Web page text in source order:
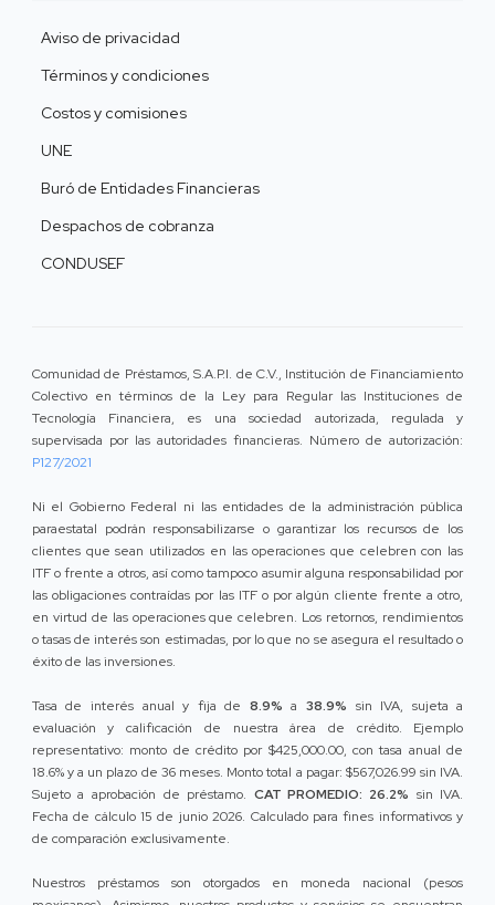
Aviso de privacidad
Términos y condiciones
Costos y comisiones
UNE
Buró de Entidades Financieras
Despachos de cobranza
CONDUSEF
Comunidad de Préstamos, S.A.P.I. de C.V., Institución de Financiamiento
Colectivo en términos de la Ley para Regular las Instituciones de
Tecnología Financiera, es una sociedad autorizada, regulada y
supervisada por las autoridades financieras. Número de autorización:
P127/2021
Ni el Gobierno Federal ni las entidades de la administración pública
paraestatal podrán responsabilizarse o garantizar los recursos de los
clientes que sean utilizados en las operaciones que celebren con las
ITF o frente a otros, así como tampoco asumir alguna responsabilidad por
las obligaciones contraídas por las ITF o por algún cliente frente a otro,
en virtud de las operaciones que celebren. Los retornos, rendimientos
o tasas de interés son estimadas, por lo que no se asegura el resultado o
éxito de las inversiones.
Tasa de interés anual y fija de 8.9% a 38.9% sin IVA, sujeta a
evaluación y calificación de nuestra área de crédito. Ejemplo
representativo: monto de crédito por $425,000.00, con tasa anual de
18.6% y a un plazo de 36 meses. Monto total a pagar: $567,026.99 sin IVA.
Sujeto a aprobación de préstamo. CAT PROMEDIO: 26.2% sin IVA.
Fecha de cálculo 15 de junio 2026. Calculado para fines informativos y
de comparación exclusivamente.
Nuestros préstamos son otorgados en moneda nacional (pesos